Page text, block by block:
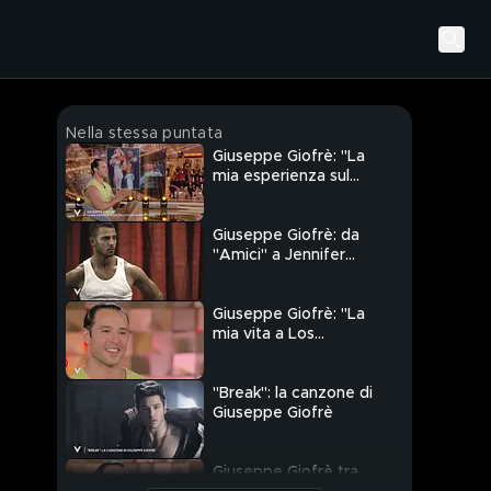
Nella stessa puntata
Giuseppe Giofrè: "La
mia esperienza sul
Giuseppe Giofrè: da
"Amici" a Jennifer
Giuseppe Giofrè: "La
mia vita a Los
"Break": la canzone di
Giuseppe Giofrè
Giuseppe Giofrè tra